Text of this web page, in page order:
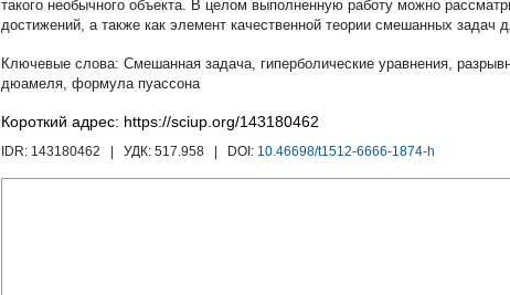
такого необычного объекта. В целом выполненную работу можно
достижений, а также как элемент качественной теории смешанных задач
Смешанная задача, гиперболические уравнения,
дюамеля, формула пуассона
Короткий адрес: https://sciup.org/143180462
IDR: 143180462 | УДК: 517.958 | DOI: 10.46698/t1512-6666-1874-h